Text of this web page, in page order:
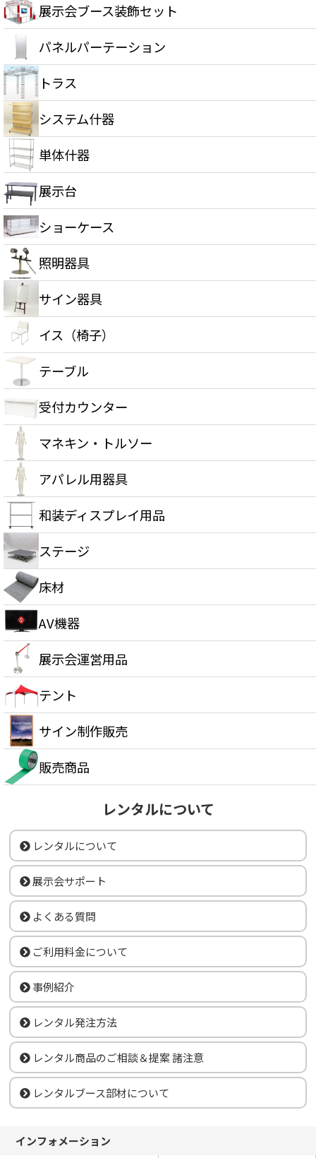
展示会ブース装飾セット
パネルパーテーション
トラス
システム什器
単体什器
展示台
ショーケース
照明器具
サイン器具
イス（椅子）
テーブル
受付カウンター
マネキン・トルソー
アパレル用器具
和装ディスプレイ用品
ステージ
床材
AV機器
展示会運営用品
テント
サイン制作販売
販売商品
レンタルについて
レンタルについて
展示会サポート
よくある質問
ご利用料金について
事例紹介
レンタル発注方法
レンタル商品のご相談＆提案 諸注意
レンタルブース部材について
インフォメーション